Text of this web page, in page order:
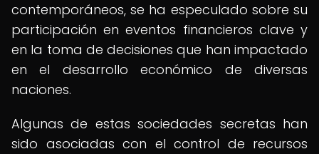
contemporáneos, se ha especulado sobre su
participación en eventos financieros clave y
en la toma de decisiones que han impactado
en el desarrollo económico de diversas
naciones.
Algunas de estas sociedades secretas han
sido asociadas con el control de recursos